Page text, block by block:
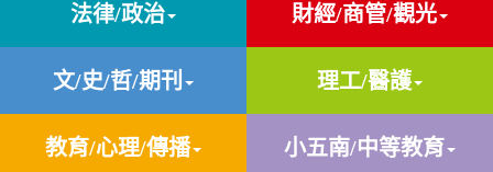
法律/政治 財經/商管/觀光
文/史/哲/期刊 理工/醫護
教育/心理/傳播 小五南/中等教育